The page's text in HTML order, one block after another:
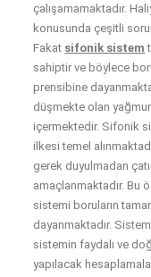
çalışamamaktadır.
konusunda çeşitli
Fakat sifonik sistem
sahiptir ve böylece
prensibine
düşmekte olan
içermektedir. Sifonik
ilkesi temel
gerek duyulmadan
amaçlanmaktadır. Bu
sistemi boruların
dayanmaktadır.
sistemin faydalı ve
yapılacak